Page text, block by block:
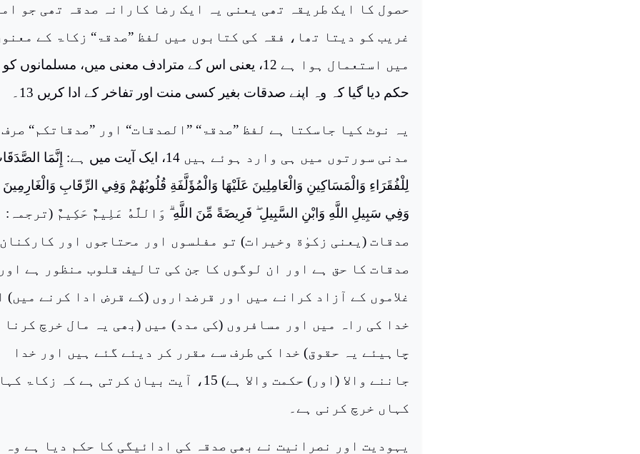
حصول کا ایک طریقہ تھی یعنی یہ ایک رضا کارانہ صدقہ تھی جو
غریب کو دیتا تھا، فقہ کی کتابوں میں لفظ ”صدقۃ“ زکاۃ کے
میں استعمال ہوا ہے 12، یعنی اس کے مترادف معنی میں، مسلمانوں کو
حکم دیا گیا کہ وہ اپنے صدقات بغیر کسی منت اور تفاخر کے ادا کریں 13۔
یہ نوٹ کیا جاسکتا ہے لفظ ”صدقۃ“ ”الصدقات“ اور ”صدقاتکم“ صرف
مدنی سورتوں میں ہی وارد ہوئے ہیں 14، ایک آیت میں ہے: إِنَّمَا
لِلْفُقَرَاءِ وَالْمَسَاكِينِ وَالْعَامِلِينَ عَلَيْهَا وَالْمُؤَلَّفَةِ قُلُوبُهُمْ وَفِي الرِّقَابِ وَالْغَارِمِينَ
وَفِي سَبِيلِ اللَّهِ وَابْنِ السَّبِيلِ فَرِيضَةً مِّنَ اللَّهِ وَاللَّهُ عَلِيمٌ حَكِيمٌ (ترجمہ:
صدقات (یعنی زکوٰة وخیرات) تو مفلسوں اور محتاجوں اور کارکنان
صدقات کا حق ہے اور ان لوگوں کا جن کی تالیف قلوب منظور ہے اور
غلاموں کے آزاد کرانے میں اور قرضداروں (کے قرض ادا کرنے میں)
خدا کی راہ میں اور مسافروں (کی مدد) میں (بھی یہ مال خرچ کرنا
چاہیئے یہ حقوق) خدا کی طرف سے مقرر کر دیئے گئے ہیں اور خدا
جاننے والا (اور) حکمت والا ہے) 15، آیت بیان کرتی ہے کہ زکاۃ
کہاں خرچ کرنی ہے۔
یہودیت اور نصرانیت نے بھی صدقہ کی ادائیگی کا حکم دیا ہے وہ